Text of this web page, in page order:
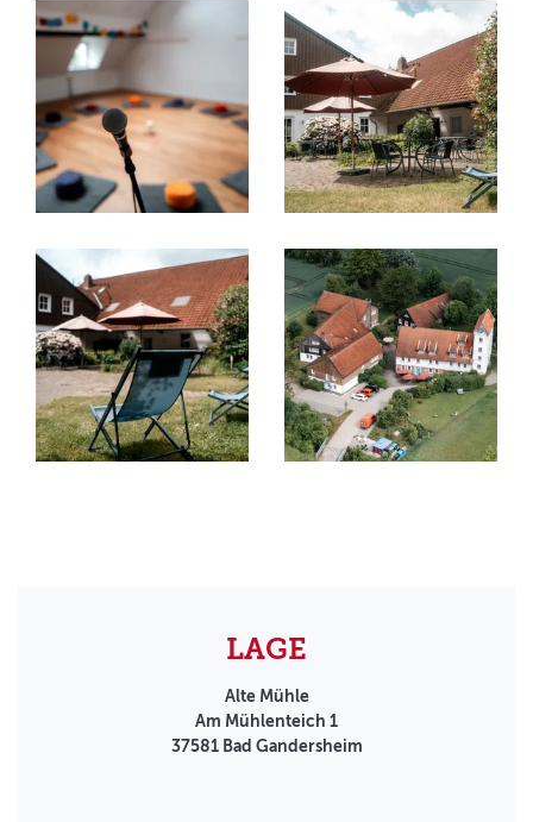
LAGE
Alte Mühle
Am Mühlenteich 1
37581 Bad Gandersheim